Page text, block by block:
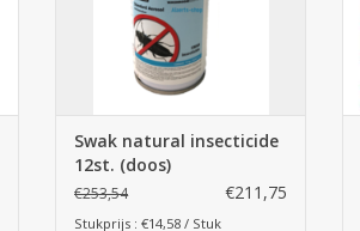
Swak natural insecticide
12st. (doos)
€253,54 €211,75
Stukprijs : €14,58 / Stuk